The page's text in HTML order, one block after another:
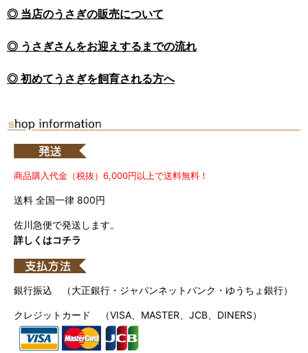
◎ 当店のうさぎの販売について
◎ うさぎさんをお迎えするまでの流れ
◎ 初めてうさぎを飼育される方へ
商品購入代金（税抜）6,000円以上で送料無料！
送料 全国一律 800円
佐川急便で発送します。
詳しくはコチラ
銀行振込 （大正銀行・ジャパンネットバンク・ゆうちょ銀行）
クレジットカード （VISA、MASTER、JCB、DINERS）